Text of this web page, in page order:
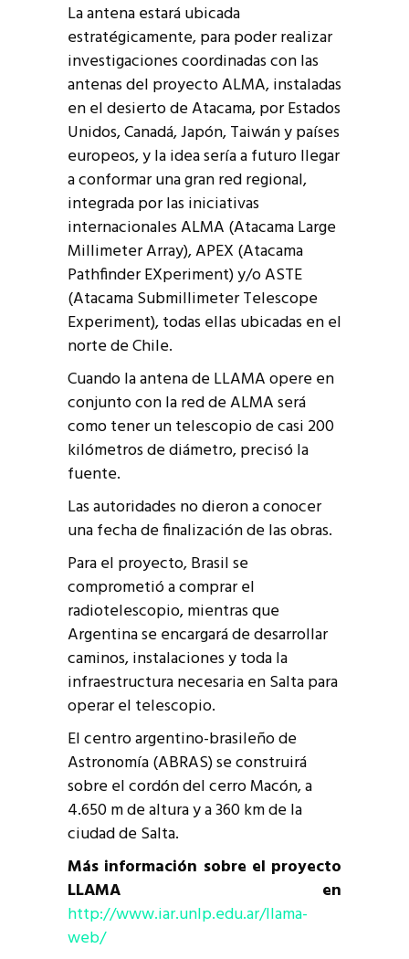
La antena estará ubicada
estratégicamente, para poder realizar
investigaciones coordinadas con las
antenas del proyecto ALMA, instaladas
en el desierto de Atacama, por Estados
Unidos, Canadá, Japón, Taiwán y países
europeos, y la idea sería a futuro llegar
a conformar una gran red regional,
integrada por las iniciativas
internacionales ALMA (Atacama Large
Millimeter Array), APEX (Atacama
Pathfinder EXperiment) y/o ASTE
(Atacama Submillimeter Telescope
Experiment), todas ellas ubicadas en el
norte de Chile.
Cuando la antena de LLAMA opere en
conjunto con la red de ALMA será
como tener un telescopio de casi 200
kilómetros de diámetro, precisó la
fuente.
Las autoridades no dieron a conocer
una fecha de finalización de las obras.
Para el proyecto, Brasil se
comprometió a comprar el
radiotelescopio, mientras que
Argentina se encargará de desarrollar
caminos, instalaciones y toda la
infraestructura necesaria en Salta para
operar el telescopio.
El centro argentino-brasileño de
Astronomía (ABRAS) se construirá
sobre el cordón del cerro Macón, a
4.650 m de altura y a 360 km de la
ciudad de Salta.
Más información sobre el proyecto
LLAMA en
http://www.iar.unlp.edu.ar/llama-
web/